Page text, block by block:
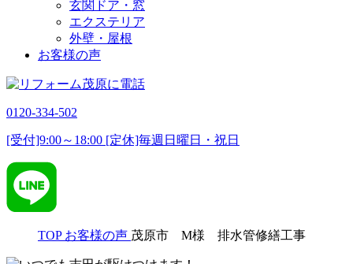
玄関ドア・窓
エクステリア
外壁・屋根
お客様の声
0120-334-502
[受付]9:00～18:00 [定休]毎週日曜日・祝日
TOP お客様の声 茂原市 M様 排水管修繕工事